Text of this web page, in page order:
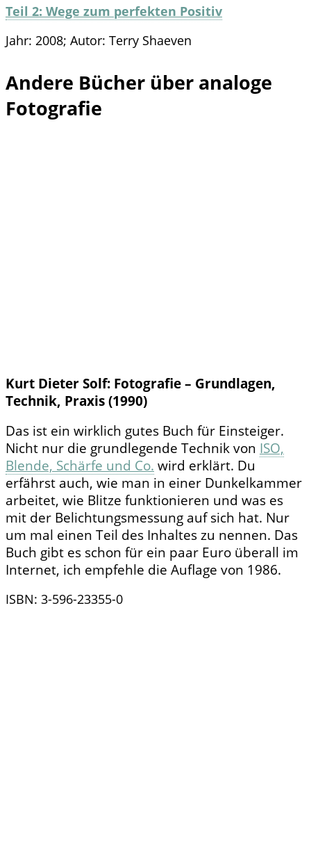
Teil 2: Wege zum perfekten Positiv
Jahr: 2008; Autor: Terry Shaeven
Andere Bücher über analoge
Fotografie
Kurt Dieter Solf: Fotografie – Grundlagen,
Technik, Praxis (1990)
Das ist ein wirklich gutes Buch für Einsteiger.
Nicht nur die grundlegende Technik von ISO,
Blende, Schärfe und Co. wird erklärt. Du
erfährst auch, wie man in einer Dunkelkammer
arbeitet, wie Blitze funktionieren und was es
mit der Belichtungsmessung auf sich hat. Nur
um mal einen Teil des Inhaltes zu nennen. Das
Buch gibt es schon für ein paar Euro überall im
Internet, ich empfehle die Auflage von 1986.
ISBN: 3-596-23355-0